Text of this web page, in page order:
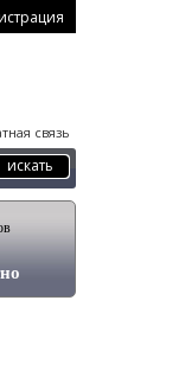
связь